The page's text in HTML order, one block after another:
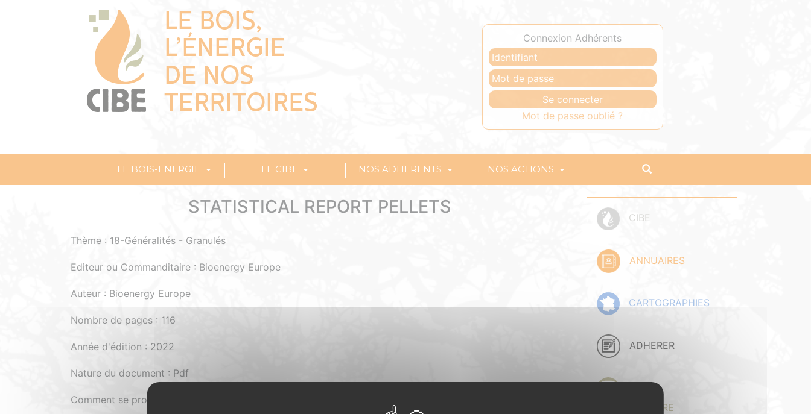
Connexion Adhérents
Mot de passe oublié ?
LE BOIS-ENERGIE LE CIBE NOS ADHERENTS NOS ACTIONS
STATISTICAL REPORT PELLETS
Thème : 18-Généralités - Granulés
Editeur ou Commanditaire : Bioenergy Europe
Auteur : Bioenergy Europe
Nombre de pages : 116
Année d'édition : 2022
Nature du document : Pdf
Comment se procurer le document : Payant (adhésion à Bioenergy Europe)
CIBE
ANNUAIRES
CARTOGRAPHIES
ADHERER
DOCUMENTAIRE